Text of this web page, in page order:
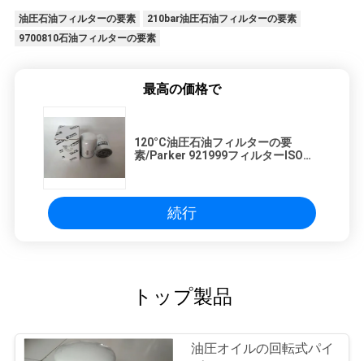
油圧石油フィルターの要素
210bar油圧石油フィルターの要素
9700810石油フィルターの要素
最高の価格で
120°C油圧石油フィルターの要
素/Parker 921999フィルターISO標
続行
トップ製品
油圧オイルの回転式パイ